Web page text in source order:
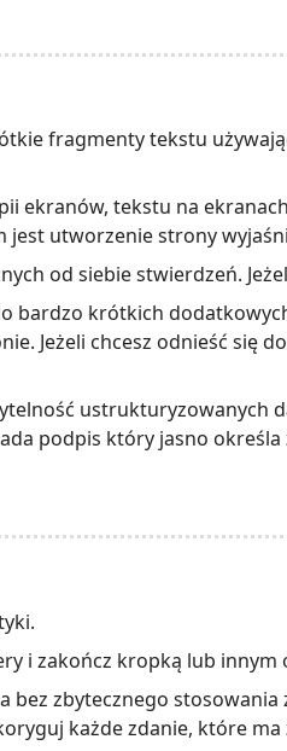
fragmenty tekstu
ekranów, tekstu na
jest utworzenie strony
od siebie stwierdzeń.
bardzo krótkich
Jeżeli chcesz odnieść się
ustrukturyzowanych
podpis który jasno
i zakończ kropką lub
bez zbytecznego stosowania
każde zdanie, które